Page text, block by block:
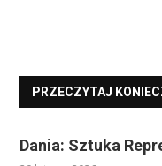
PRZECZYTAJ
Dania: Sztuka